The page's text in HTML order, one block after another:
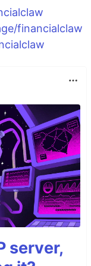
financialclaw
server,